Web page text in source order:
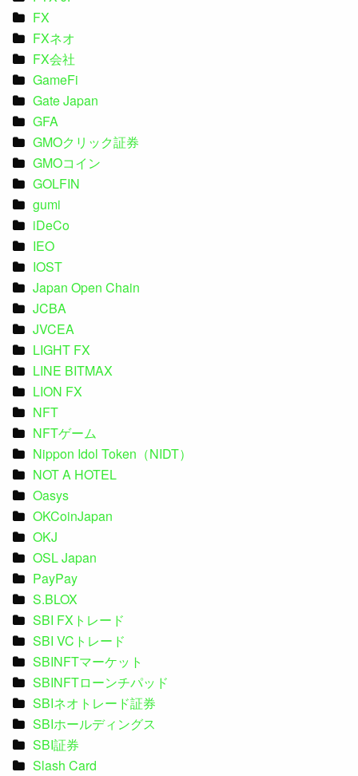
FX
FXネオ
FX会社
GameFi
Gate Japan
GFA
GMOクリック証券
GMOコイン
GOLFIN
gumi
iDeCo
IEO
IOST
Japan Open Chain
JCBA
JVCEA
LIGHT FX
LINE BITMAX
LION FX
NFT
NFTゲーム
Nippon Idol Token（NIDT）
NOT A HOTEL
Oasys
OKCoinJapan
OKJ
OSL Japan
PayPay
S.BLOX
SBI FXトレード
SBI VCトレード
SBINFTマーケット
SBINFTローンチパッド
SBIネオトレード証券
SBIホールディングス
SBI証券
Slash Card